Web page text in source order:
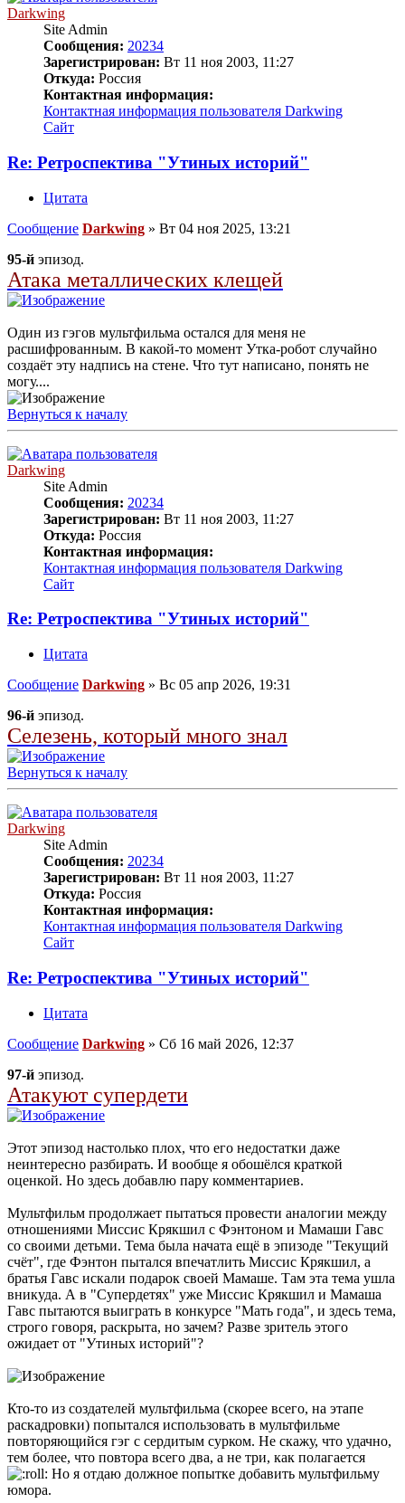
Darkwing
Site Admin
Сообщения: 20234
Зарегистрирован: Вт 11 ноя 2003, 11:27
Откуда: Россия
Контактная информация:
Контактная информация пользователя Darkwing
Сайт
Re: Ретроспектива "Утиных историй"
Цитата
Сообщение Darkwing » Вт 04 ноя 2025, 13:21
95-й эпизод.
Атака металлических клещей
Один из гэгов мультфильма остался для меня не
расшифрованным. В какой-то момент Утка-робот случайно
создаёт эту надпись на стене. Что тут написано, понять не
могу....
Вернуться к началу
Darkwing
Site Admin
Сообщения: 20234
Зарегистрирован: Вт 11 ноя 2003, 11:27
Откуда: Россия
Контактная информация:
Контактная информация пользователя Darkwing
Сайт
Re: Ретроспектива "Утиных историй"
Цитата
Сообщение Darkwing » Вс 05 апр 2026, 19:31
96-й эпизод.
Селезень, который много знал
Вернуться к началу
Darkwing
Site Admin
Сообщения: 20234
Зарегистрирован: Вт 11 ноя 2003, 11:27
Откуда: Россия
Контактная информация:
Контактная информация пользователя Darkwing
Сайт
Re: Ретроспектива "Утиных историй"
Цитата
Сообщение Darkwing » Сб 16 май 2026, 12:37
97-й эпизод.
Атакуют супердети
Этот эпизод настолько плох, что его недостатки даже
неинтересно разбирать. И вообще я обошёлся краткой
оценкой. Но здесь добавлю пару комментариев.
Мультфильм продолжает пытаться провести аналогии между
отношениями Миссис Крякшил с Фэнтоном и Мамаши Гавс
со своими детьми. Тема была начата ещё в эпизоде "Текущий
счёт", где Фэнтон пытался впечатлить Миссис Крякшил, а
братья Гавс искали подарок своей Мамаше. Там эта тема ушла
вникуда. А в "Супердетях" уже Миссис Крякшил и Мамаша
Гавс пытаются выиграть в конкурсе "Мать года", и здесь тема,
строго говоря, раскрыта, но зачем? Разве зритель этого
ожидает от "Утиных историй"?
Кто-то из создателей мультфильма (скорее всего, на этапе
раскадровки) попытался использовать в мультфильме
повторяющийся гэг с сердитым сурком. Не скажу, что удачно,
тем более, что повтора всего два, а не три, как полагается
Но я отдаю должное попытке добавить мультфильму
юмора.